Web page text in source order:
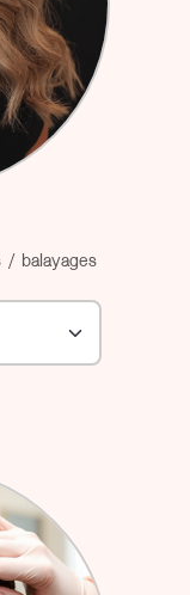
/ balayages